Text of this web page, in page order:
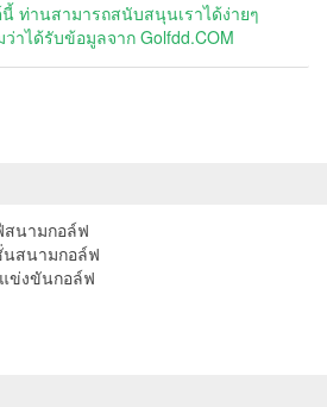
ท่านสามารถสนับสนุนเราได้ง่ายๆ
าได้รับข้อมูลจาก Golfdd.COM
นามกอล์ฟ
สนามกอล์ฟ
ข่งขันกอล์ฟ